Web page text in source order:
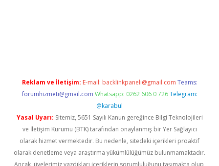
Reklam ve İletişim: E-mail: backlinkpaneli@gmail.com Teams:
forumhizmeti@gmail.com Whatsapp: 0262 606 0 726 Telegram:
@karabul
Yasal Uyarı: Sitemiz, 5651 Sayılı Kanun gereğince Bilgi Teknolojileri
ve İletişim Kurumu (BTK) tarafından onaylanmış bir Yer Sağlayıcı
olarak hizmet vermektedir. Bu nedenle, sitedeki içerikleri proaktif
olarak denetleme veya araştırma yükümlülüğümüz bulunmamaktadır.
Ancak, üyelerimiz yazdıkları içeriklerin sorumluluğunu taşımakta olup,